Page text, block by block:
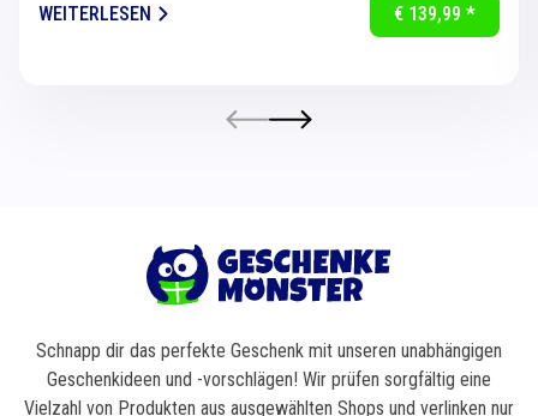
WEITERLESEN
€ 139,99 *
Schnapp dir das perfekte Geschenk mit unseren unabhängigen
Geschenkideen und -vorschlägen! Wir prüfen sorgfältig eine
Vielzahl von Produkten aus ausgewählten Shops und verlinken nur